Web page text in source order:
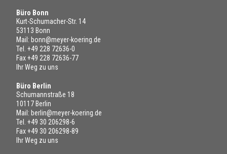
Büro Bonn
Kurt-Schumacher-Str. 14
53113 Bonn
Mail: bonn@meyer-koering.de
Tel. +49 228 72636-0
Fax +49 228 72636-77
Ihr Weg zu uns
Büro Berlin
Schumannstraße 18
10117 Berlin
Mail: berlin@meyer-koering.de
Tel. +49 30 206298-6
Fax +49 30 206298-89
Ihr Weg zu uns